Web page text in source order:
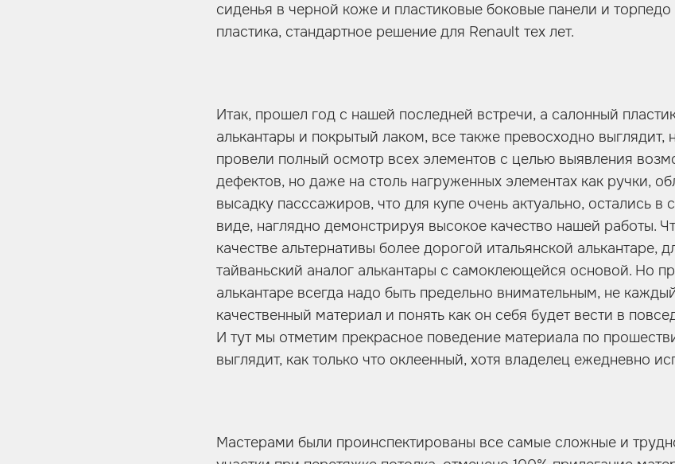
сиденья в черной коже и пластиковые боковые панели и
пластика, стандартное решение для Renault тех лет.
Итак, прошел год с нашей последней встречи, а салонный
алькантары и покрытый лаком, все также превосходно выглядит,
провели полный осмотр всех элементов с целью выявления
дефектов, но даже на столь нагруженных элементах как ручки,
высадку пасссажиров, что для купе очень актуально, остались в
виде, наглядно демонстрируя высокое качество нашей работы.
качестве альтернативы более дорогой итальянской алькантаре,
тайваньский аналог алькантары с самоклеющейся основой. Но
алькантаре всегда надо быть предельно внимательным, не
качественный материал и понять как он себя будет вести в
И тут мы отметим прекрасное поведение материала по
выглядит, как только что оклеенный, хотя владелец ежедневно
Мастерами были проинспектированы все самые сложные и